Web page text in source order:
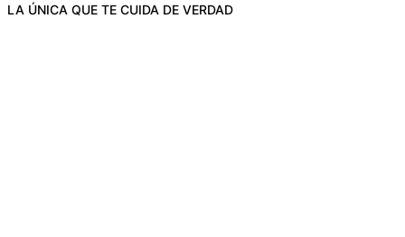
LA ÚNICA QUE TE CUIDA DE VERDAD